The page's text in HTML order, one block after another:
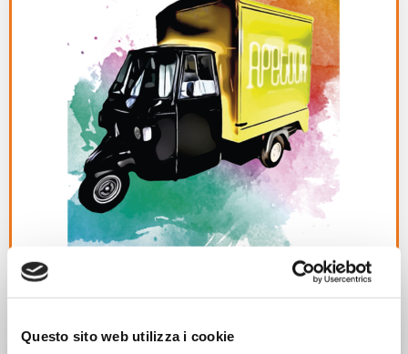
Questo sito web utilizza i cookie
16/06/2019